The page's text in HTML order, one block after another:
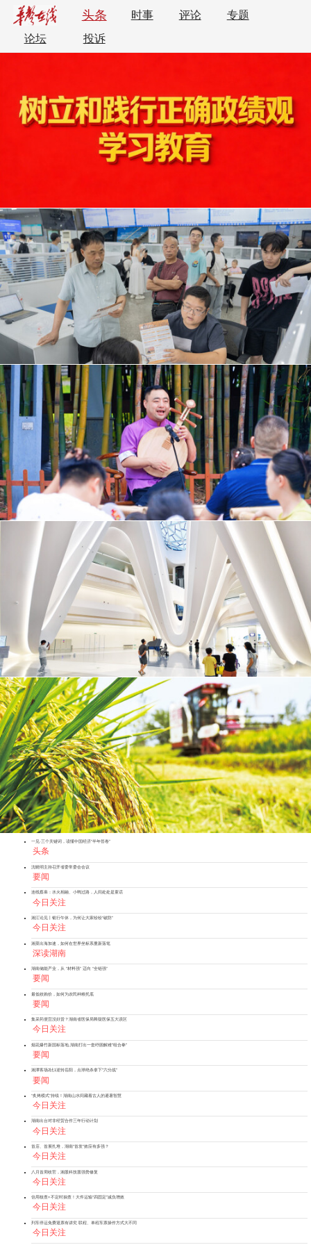
头条 时事 评论
专题
论坛
投诉
一见·三个关键词，读懂中国经济“半年答卷”
头条
沈晓明主持召开省委常委会会议
要闻
连线蔡皋：水火相融、小鸭过路，人间处处是童话
今日关注
湘江论见丨银行午休，为何让大家纷纷“破防”
今日关注
湘菜出海加速，如何在世界坐标系重新落笔
深读湖南
湖南储能产业，从 “材料强” 迈向 “全链强”
要闻
最低收购价，如何为农民种粮托底
要闻
集采药便宜没好货？湖南省医保局释疑医保五大误区
今日关注
烟花爆竹新国标落地,湖南打出一套纾困解难"组合拳"
要闻
湘潭客场2比1逆转岳阳，点球绝杀拿下"六分战"
要闻
“炙烤模式”持续！湖南山水间藏着古人的避暑智慧
今日关注
湖南出台对非经贸合作三年行动计划
今日关注
首店、首展扎堆，湖南“首发”效应有多强？
今日关注
八月首周收官，湘股科技股强势修复
今日关注
信用核查+不定时抽查！大件运输“四固定”减负增效
今日关注
列车停运免费退票有讲究 联程、单程车票操作方式大不同
今日关注